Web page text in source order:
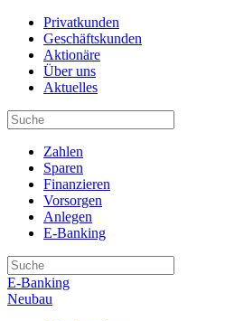
Privatkunden
Geschäftskunden
Aktionäre
Über uns
Aktuelles
Zahlen
Sparen
Finanzieren
Vorsorgen
Anlegen
E-Banking
E-Banking
Neubau